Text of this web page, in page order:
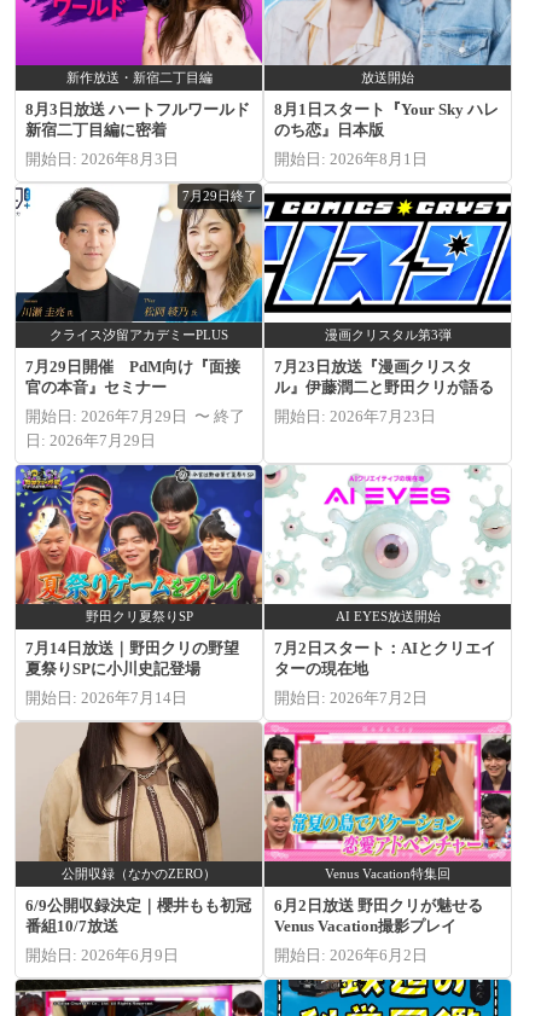
新作放送・新宿二丁目編
8月3日放送 ハートフルワールド
新宿二丁目編に密着
開始日: 2026年8月3日
放送開始
8月1日スタート『Your Sky ハレ
のち恋』日本版
開始日: 2026年8月1日
7月29日終了
クライス汐留アカデミーPLUS
7月29日開催 PdM向け『面接
官の本音』セミナー
開始日: 2026年7月29日 〜 終了
日: 2026年7月29日
漫画クリスタル第3弾
7月23日放送『漫画クリスタ
ル』伊藤潤二と野田クリが語る
開始日: 2026年7月23日
野田クリ夏祭りSP
7月14日放送｜野田クリの野望
夏祭りSPに小川史記登場
開始日: 2026年7月14日
AI EYES放送開始
7月2日スタート：AIとクリエイ
ターの現在地
開始日: 2026年7月2日
公開収録（なかのZERO）
6/9公開収録決定｜櫻井もも初冠
番組10/7放送
開始日: 2026年6月9日
Venus Vacation特集回
6月2日放送 野田クリが魅せる
Venus Vacation撮影プレイ
開始日: 2026年6月2日